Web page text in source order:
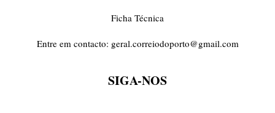
Ficha Técnica
Entre em contacto: geral.correiodoporto@gmail.com
SIGA-NOS